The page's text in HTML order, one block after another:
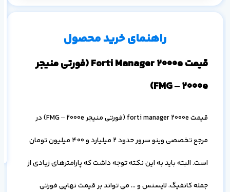
۳ ماه ۶ ماه ۱ سال
راهنمای خرید محصول
قیمت Forti Manager 2000e (فورتی منیجر
FMG – 2000e)
قیمت forti manager 2000e (فورتی منیجر FMG – 2000e) در
مرجع تخصصی وینو سرور حدود 2 میلیارد و 400 میلیون تومان
است. البته باید به این نکته توجه داشت که پارامترهای زیادی از
جمله کانفیگ، لایسنس و … می تواند بر قیمت نهایی فورتی